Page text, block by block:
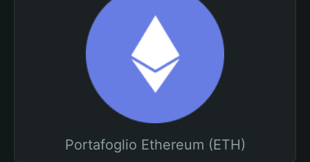
Portafoglio Ethereum (ETH)